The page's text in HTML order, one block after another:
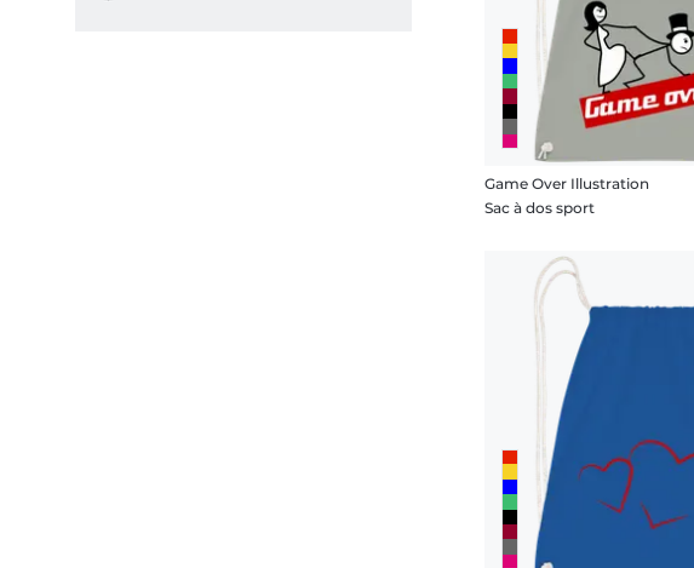
Game Over Illustration
Sac à dos sport